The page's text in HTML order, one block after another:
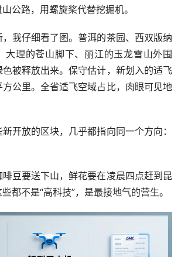
公路，用螺旋桨代替挖掘机。
我仔细看了图。普洱的茶园、西双版纳
大理的苍山脚下、丽江的玉龙雪山外围
被释放出来。保守估计，新划入的适飞
公里。全省适飞空域占比，肉眼可见地
开放的区块，几乎都指向同一个方向：
豆要送下山，鲜花要在凌晨四点赶到昆
都不是“高科技”，是最接地气的营生。